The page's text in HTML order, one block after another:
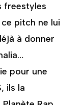
freestyles
pitch ne lui
à donner
pour une
ils la